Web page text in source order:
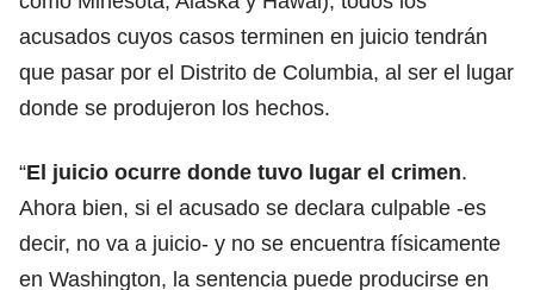
acusados cuyos casos terminen en juicio tendrán
que pasar por el Distrito de Columbia, al ser el lugar
donde se produjeron los hechos.
“El juicio ocurre donde tuvo lugar el crimen.
Ahora bien, si el acusado se declara culpable -es
decir, no va a juicio- y no se encuentra físicamente
en Washington, la sentencia puede producirse en